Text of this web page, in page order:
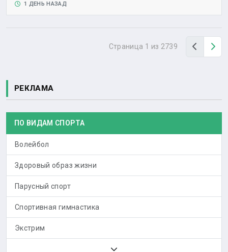
1 ДЕНЬ НАЗАД
Страница 1 из 2739 Назад
РЕКЛАМА
ПО ВИДАМ СПОРТА
Волейбол
Здоровый образ жизни
Парусный спорт
Спортивная гимнастика
Экстрим